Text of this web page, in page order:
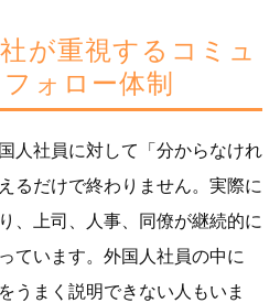
が重視するコミュ
ォロー体制
人社員に対して「分からなけれ
るだけで終わりません。実際に
、上司、人事、同僚が継続的に
ています。外国人社員の中に
うまく説明できない人もいま